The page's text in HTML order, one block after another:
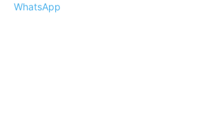
WhatsApp